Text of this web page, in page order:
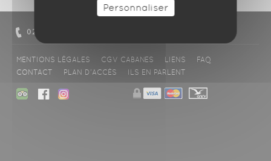
02 37 49 80 01
MENTIONS LÉGALES CGV CABANES LIENS
FAQ
CONTACT
PLAN D'ACCÈS ILS EN PARLENT
Personnaliser